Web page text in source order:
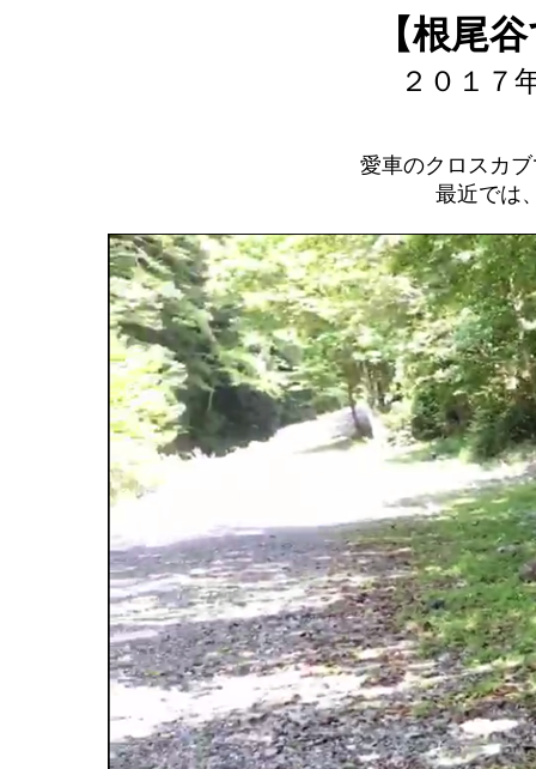
【根尾
２０１７
愛車のクロスカ
最近では